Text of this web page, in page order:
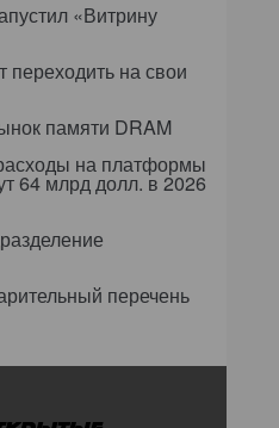
«Витрину
на свои
памяти DRAM
на платформы
64 млрд долл. в 2026
перечень